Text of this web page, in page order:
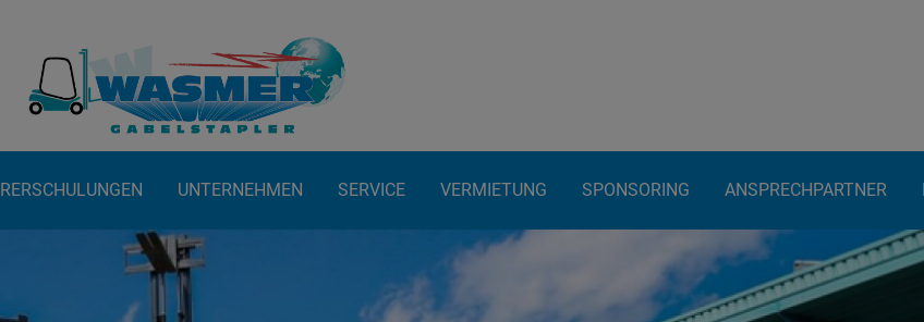
UNTERNEHMEN SERVICE VERMIETUNG SPONSORING ANSPRECHPARTNER